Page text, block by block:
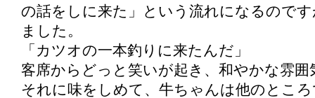
の話をしに来た」という流れになるので
ました。
「カツオの一本釣りに来たんだ」
客席からどっと笑いが起き、和やかな雰
それに味をしめて、牛ちゃんは他のとこ